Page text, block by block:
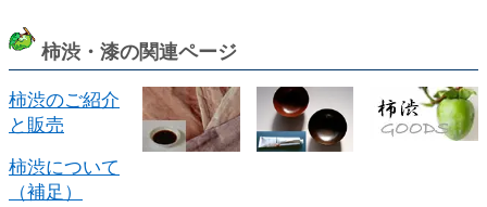
柿渋・漆の関連ページ
柿渋のご紹介
と販売
柿渋について
（補足）